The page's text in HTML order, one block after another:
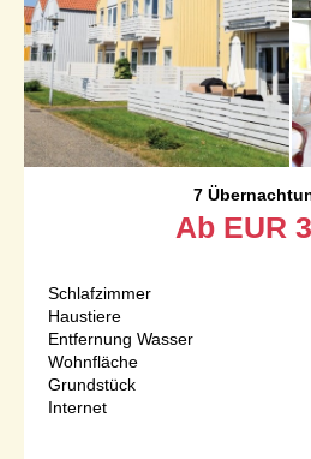
7
Ab EUR
Schlafzimmer
Haustiere
Entfernung Wasser
Wohnfläche
Grundstück
Internet